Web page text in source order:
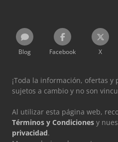
Blog Facebook X
¡Toda la información, ofertas y
sujetos a cambio y no son
Al utilizar esta página web,
Términos y Condiciones y
privacidad.